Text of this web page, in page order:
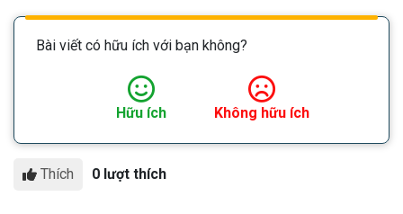
Bài viết có hữu ích với bạn không?
Hữu ích Không hữu ích
Thích 0 lượt thích